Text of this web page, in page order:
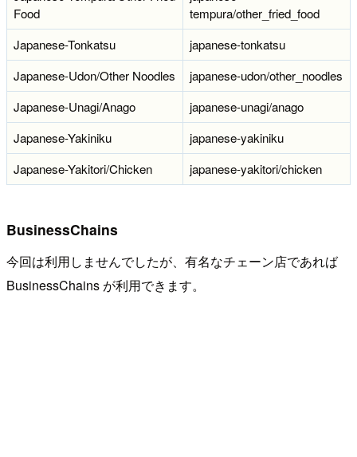
Food
tempura/other_fried_food
Japanese-Tonkatsu
japanese-tonkatsu
Japanese-Udon/Other Noodles
japanese-udon/other_noodles
Japanese-Unagi/Anago
japanese-unagi/anago
Japanese-Yakiniku
japanese-yakiniku
Japanese-Yakitori/Chicken
japanese-yakitori/chicken
BusinessChains
今回は利用しませんでしたが、有名なチェーン店であれば
BusinessChains が利用できます。